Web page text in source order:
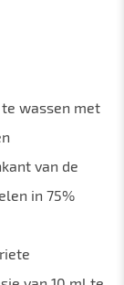
te wassen met
van de
in 75%